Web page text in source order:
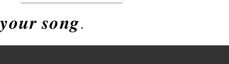
𝒚𝒐𝒖𝒓 𝒔𝒐𝒏𝒈.